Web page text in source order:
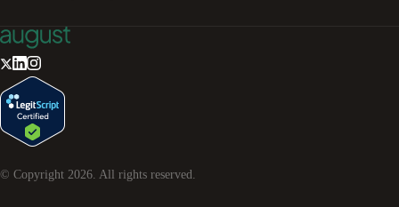
© Copyright 2026 . All rights reserved.